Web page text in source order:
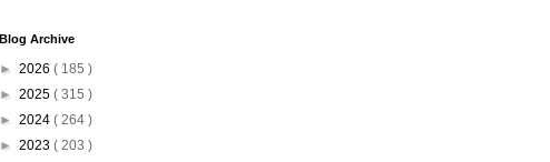
Blog Archive
► 2026 ( 185 )
► 2025 ( 315 )
► 2024 ( 264 )
► 2023 ( 203 )